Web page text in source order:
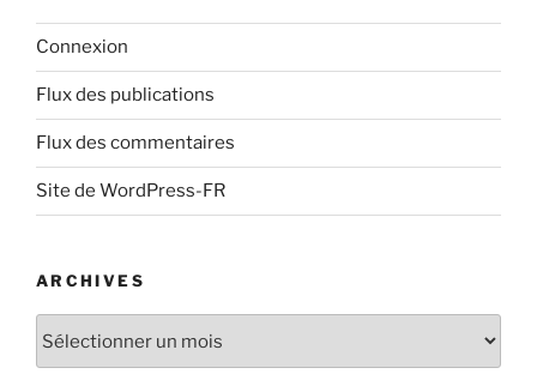
Connexion
Flux des publications
Flux des commentaires
Site de WordPress-FR
ARCHIVES